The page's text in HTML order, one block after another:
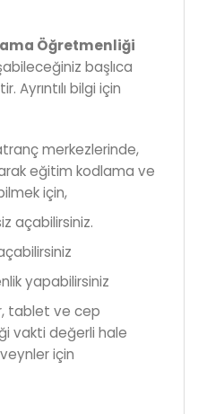
Öğretmenliği
başlıca
Ayrıntılı bilgi için
merkezlerinde,
eğitim kodlama ve
için,
açabilirsiniz.
yapabilirsiniz
tablet ve cep
vakti değerli hale
için